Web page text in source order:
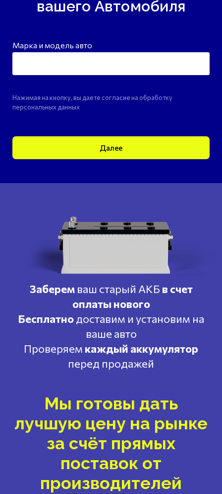
вашего Автомобиля
Марка и модель авто
Нажимая на кнопку, вы даете согласие на обработку
персональных данных
Далее
Заберемваш старый АКБ в счет
оплаты нового
Бесплатнодоставим и установим на
ваше авто
Проверяем каждый аккумулятор
перед продажей
Мы готовы дать
лучшую цену на рынке
за счёт прямых
поставок от
производителей